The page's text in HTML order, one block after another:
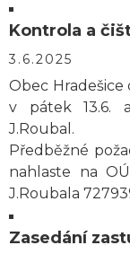
Kontrola a
3.6.2025
Obec
v pátek 13.6.
J.Roubal.
Předběžné
nahlaste na
J.Roubala
Zasedání